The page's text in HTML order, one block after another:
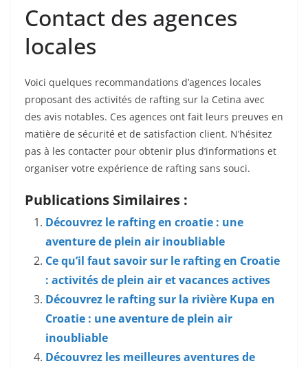
Contact des agences
locales
Voici quelques recommandations d’agences locales
proposant des activités de rafting sur la Cetina avec
des avis notables. Ces agences ont fait leurs preuves en
matière de sécurité et de satisfaction client. N’hésitez
pas à les contacter pour obtenir plus d’informations et
organiser votre expérience de rafting sans souci.
Publications Similaires :
Découvrez le rafting en croatie : une
aventure de plein air inoubliable
Ce qu’il faut savoir sur le rafting en Croatie
: activités de plein air et vacances actives
Découvrez le rafting sur la rivière Kupa en
Croatie : une aventure de plein air
inoubliable
Découvrez les meilleures aventures de